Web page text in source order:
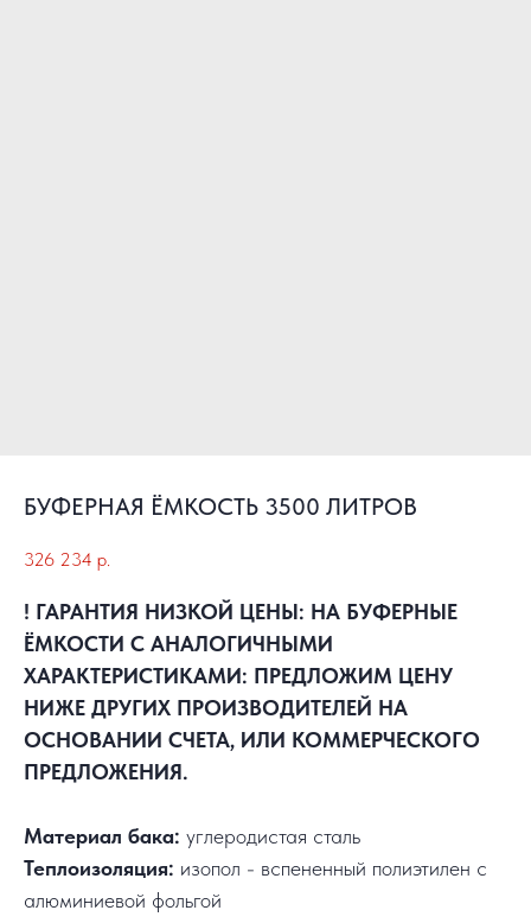
БУФЕРНАЯ ЁМКОСТЬ 3500 ЛИТРОВ
326 234 р.
! ГАРАНТИЯ НИЗКОЙ ЦЕНЫ: НА БУФЕРНЫЕ
ЁМКОСТИ С АНАЛОГИЧНЫМИ
ХАРАКТЕРИСТИКАМИ: ПРЕДЛОЖИМ ЦЕНУ
НИЖЕ ДРУГИХ ПРОИЗВОДИТЕЛЕЙ НА
ОСНОВАНИИ СЧЕТА, ИЛИ КОММЕРЧЕСКОГО
ПРЕДЛОЖЕНИЯ.
Материал бака: углеродистая сталь
Теплоизоляция: изопол - вспененный полиэтилен с
алюминиевой фольгой